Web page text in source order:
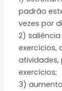
padrão
vezes por
2)
exercícios,
atividades,
exercícios;
3)